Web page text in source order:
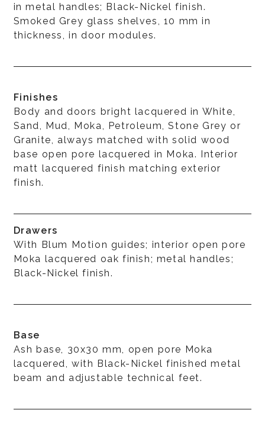
in metal handles; Black-Nickel finish.
Smoked Grey glass shelves, 10 mm in
thickness, in door modules.
Finishes
Body and doors bright lacquered in White,
Sand, Mud, Moka, Petroleum, Stone Grey or
Granite, always matched with solid wood
base open pore lacquered in Moka. Interior
matt lacquered finish matching exterior
finish.
Drawers
With Blum Motion guides; interior open pore
Moka lacquered oak finish; metal handles;
Black-Nickel finish.
Base
Ash base, 30x30 mm, open pore Moka
lacquered, with Black-Nickel finished metal
beam and adjustable technical feet.